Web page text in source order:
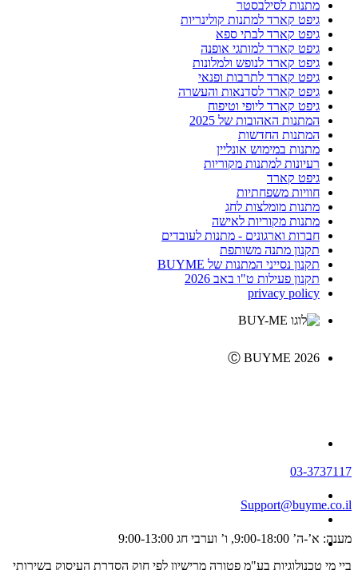
מתנות לסילבסטר
גיפט קארד למתנות קולינריות
גיפט קארד לבתי ספא
גיפט קארד למותגי אופנה
גיפט קארד לנופש ולמלונות
גיפט קארד לתרבות ופנאי
גיפט קארד לסדנאות והעשרה
גיפט קארד ליופי וטיפוח
המתנות האהובות של 2025
המתנות החדשות
מתנות במימוש אונליין
רעיונות למתנות מקוריות
גיפט קארד
חוויות משפחתיות
מתנות מומלצות לחג
מתנות מקוריות לאישה
חברות וארגונים - מתנות לעובדים
תקנון מתנה משותפת
תקנון נסייני המתנות של BUYME
תקנון פעילות ט"ו באב 2026
privacy policy
Ⓒ BUYME 2026
03-3737117
Support@buyme.co.il
מענה: א’-ה’ 9:00-18:00, ו’ וערבי חג 9:00-13:00
ביי מי טכנולוגיות בע"מ פטורה מרישיון לפי חוק הסדרת העיסוק בשירותי